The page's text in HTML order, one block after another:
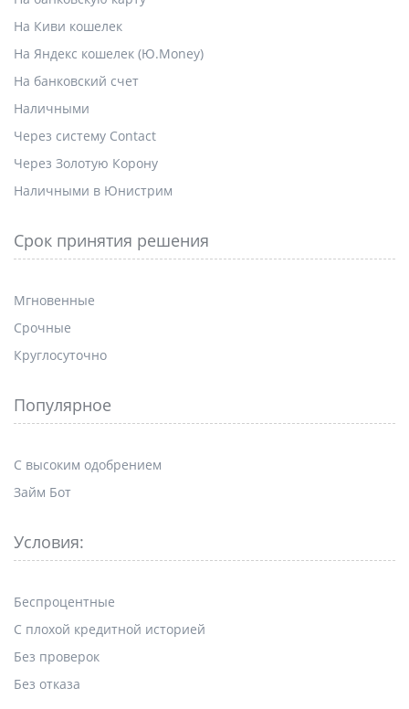
На Киви кошелек
На Яндекс кошелек (Ю.Money)
На банковский счет
Наличными
Через систему Contact
Через Золотую Корону
Наличными в Юнистрим
Срок принятия решения
Мгновенные
Срочные
Круглосуточно
Популярное
С высоким одобрением
Займ Бот
Условия:
Беспроцентные
С плохой кредитной историей
Без проверок
Без отказа